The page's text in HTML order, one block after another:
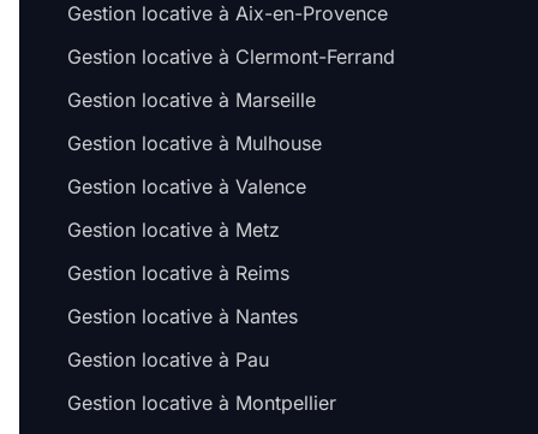
Gestion locative à Aix-en-Provence
Gestion locative à Clermont-Ferrand
Gestion locative à Marseille
Gestion locative à Mulhouse
Gestion locative à Valence
Gestion locative à Metz
Gestion locative à Reims
Gestion locative à Nantes
Gestion locative à Pau
Gestion locative à Montpellier